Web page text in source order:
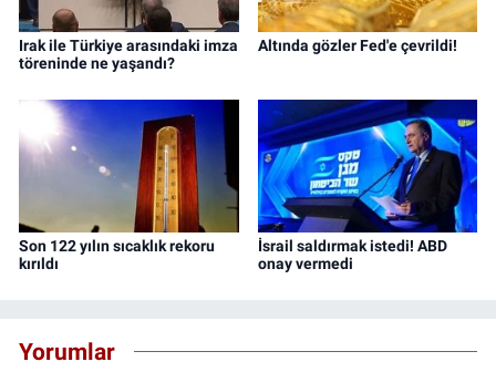
Irak ile Türkiye arasındaki imza
töreninde ne yaşandı?
Altında gözler Fed'e çevrildi!
Son 122 yılın sıcaklık rekoru
kırıldı
İsrail saldırmak istedi! ABD
onay vermedi
Yorumlar